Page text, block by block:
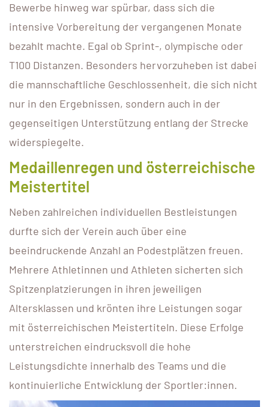
Bewerbe hinweg war spürbar, dass sich die
intensive Vorbereitung der vergangenen Monate
bezahlt machte. Egal ob Sprint-, olympische oder
T100 Distanzen. Besonders hervorzuheben ist dabei
die mannschaftliche Geschlossenheit, die sich nicht
nur in den Ergebnissen, sondern auch in der
gegenseitigen Unterstützung entlang der Strecke
widerspiegelte.
Medaillenregen und österreichische
Meistertitel
Neben zahlreichen individuellen Bestleistungen
durfte sich der Verein auch über eine
beeindruckende Anzahl an Podestplätzen freuen.
Mehrere Athletinnen und Athleten sicherten sich
Spitzenplatzierungen in ihren jeweiligen
Altersklassen und krönten ihre Leistungen sogar
mit österreichischen Meistertiteln. Diese Erfolge
unterstreichen eindrucksvoll die hohe
Leistungsdichte innerhalb des Teams und die
kontinuierliche Entwicklung der Sportler:innen.